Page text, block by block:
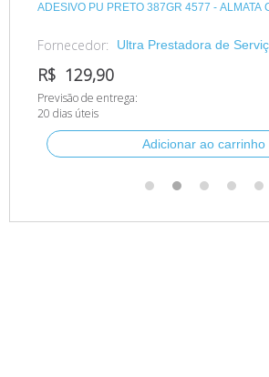
ADESIVO PU PRETO 387GR 4577 - ALMATA
Fornecedor:
Ultra Prestadora de
R$ 129,90
Previsão de entrega:
20 dias úteis